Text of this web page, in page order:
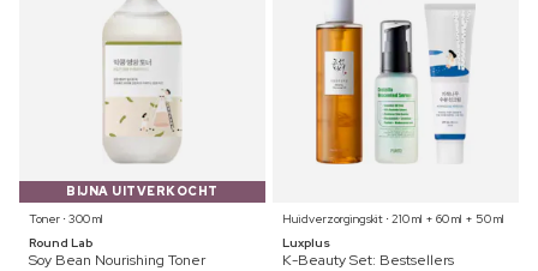
BIJNA UITVERKOCHT
Toner ⋅ 300 ml
Round Lab
Soy Bean Nourishing Toner
Huidverzorgingskit ⋅ 210 ml + 60 ml + 50 ml
Luxplus
K-Beauty Set: Bestsellers